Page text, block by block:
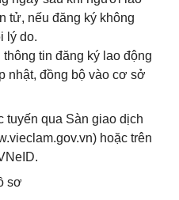
tử, nếu đăng ký không
lý do.
tin đăng ký lao động
nhật, đồng bộ vào cơ sở
tuyến qua Sàn giao dịch
hoặc trên
sơ